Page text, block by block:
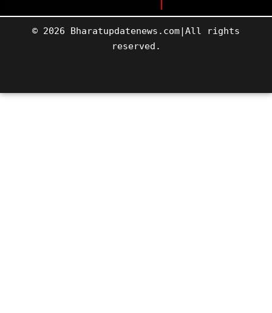
© 2026 Bharatupdatenews.com|All rights
reserved.